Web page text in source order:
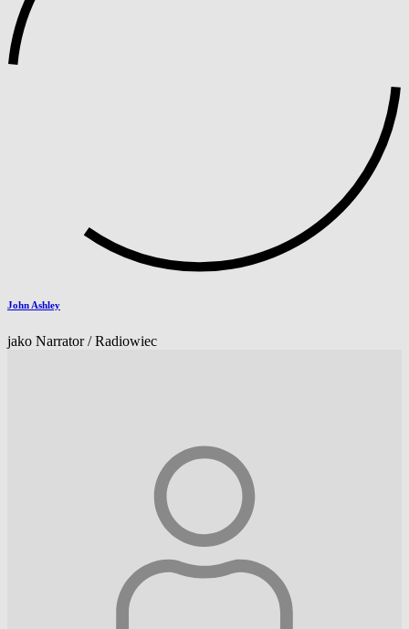
John Ashley
jako Narrator / Radiowiec